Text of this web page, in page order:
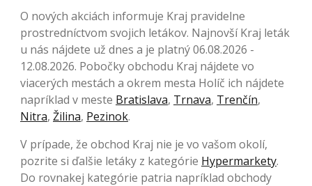
O nových akciách informuje Kraj pravidelne
prostredníctvom svojich letákov. Najnovší Kraj leták
u nás nájdete už dnes a je platný 06.08.2026 -
12.08.2026. Pobočky obchodu Kraj nájdete vo
viacerých mestách a okrem mesta Holíč ich nájdete
napríklad v meste Bratislava, Trnava, Trenčín,
Nitra, Žilina, Pezinok.
V prípade, že obchod Kraj nie je vo vašom okolí,
pozrite si ďalšie letáky z kategórie Hypermarkety.
Do rovnakej kategórie patria napríklad obchody